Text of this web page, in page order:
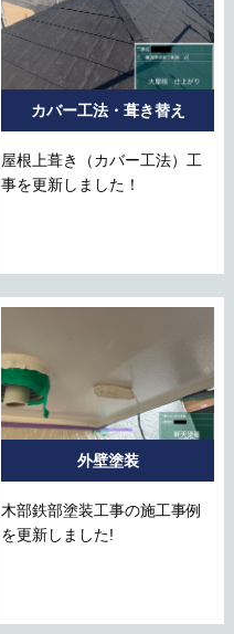
カバー工法・葺き替え
屋根上葺き（カバー工法）工
事を更新しました！
外壁塗装
木部鉄部塗装工事の施工事例
を更新しました!